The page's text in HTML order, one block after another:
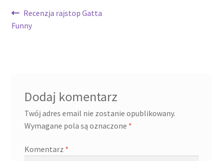
Nawigacja
wpisu
Poprzedni
wpis:
Recenzja rajstop Gatta
Funny
Dodaj komentarz
Twój adres email nie zostanie opublikowany.
Wymagane pola są oznaczone *
Komentarz *